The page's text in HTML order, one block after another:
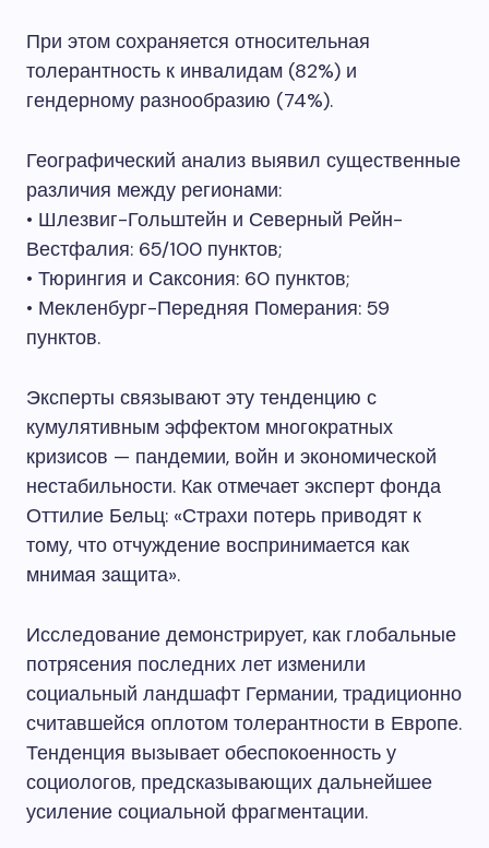
При этом сохраняется относительная
толерантность к инвалидам (82%) и
гендерному разнообразию (74%).
Географический анализ выявил существенные
различия между регионами:
• Шлезвиг-Гольштейн и Северный Рейн-
Вестфалия: 65/100 пунктов;
• Тюрингия и Саксония: 60 пунктов;
• Мекленбург-Передняя Померания: 59
пунктов.
Эксперты связывают эту тенденцию с
кумулятивным эффектом многократных
кризисов — пандемии, войн и экономической
нестабильности. Как отмечает эксперт фонда
Оттилие Бельц: «Страхи потерь приводят к
тому, что отчуждение воспринимается как
мнимая защита».
Исследование демонстрирует, как глобальные
потрясения последних лет изменили
социальный ландшафт Германии, традиционно
считавшейся оплотом толерантности в Европе.
Тенденция вызывает обеспокоенность у
социологов, предсказывающих дальнейшее
усиление социальной фрагментации.